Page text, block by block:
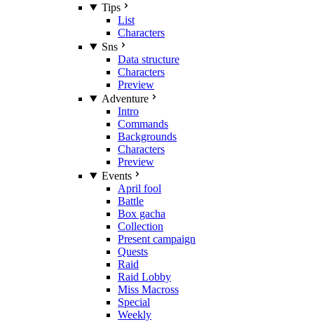
Tips
List
Characters
Sns
Data structure
Characters
Preview
Adventure
Intro
Commands
Backgrounds
Characters
Preview
Events
April fool
Battle
Box gacha
Collection
Present campaign
Quests
Raid
Raid Lobby
Miss Macross
Special
Weekly